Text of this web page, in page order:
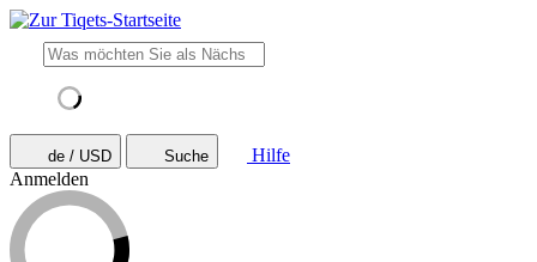
de / USD Suche
Hilfe
Anmelden